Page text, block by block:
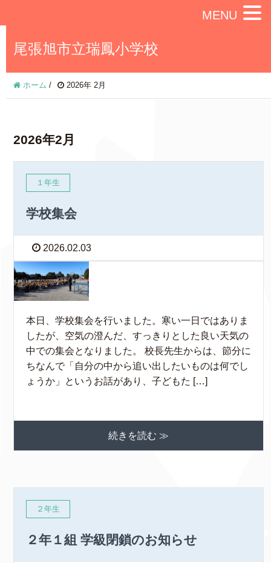
尾張旭市立瑞鳳小学校
ホーム / 2026年 2月
2026年2月
１年生
学校集会
2026.02.03
本日、学校集会を行いました。寒い一日ではありま
したが、空気の澄んだ、すっきりとした良い天気の
中での集会となりました。 校長先生からは、節分に
ちなんで「自分の中から追い出したいものは何でし
ょうか」というお話があり、子どもた […]
続きを読む ≫
２年生
２年１組 学級閉鎖のお知らせ
MENU